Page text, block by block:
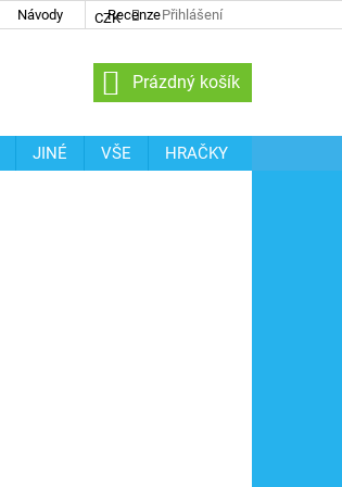
Návody Recenze
CZK Přihlášení
NÁKUPNÍ
KOŠÍK
Prázdný košík
JINÉ VŠE
HRAČKY